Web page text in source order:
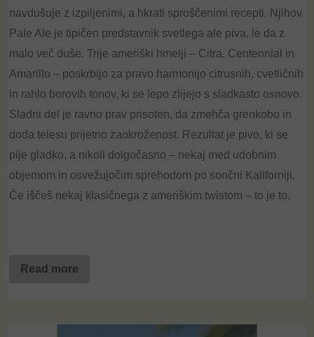
navdušuje z izpiljenimi, a hkrati sproščenimi recepti. Njihov
Pale Ale je tipičen predstavnik svetlega ale piva, le da z
malo več duše. Trije ameriški hmelji – Citra, Centennial in
Amarillo – poskrbijo za pravo harmonijo citrusnih, cvetličnih
in rahlo borovih tonov, ki se lepo zlijejo s sladkasto osnovo.
Sladni del je ravno prav prisoten, da zmehča grenkobo in
doda telesu prijetno zaokroženost. Rezultat je pivo, ki se
pije gladko, a nikoli dolgočasno – nekaj med udobnim
objemom in osvežujočim sprehodom po sončni Kaliforniji.
Če iščeš nekaj klasičnega z ameriškimtwistom – to je to.
Read more